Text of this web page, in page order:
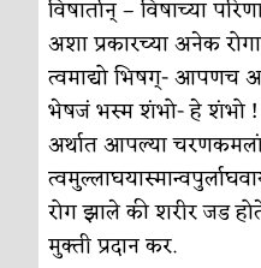
अष्टपैलू
अपूर्ण
बुडीच
विषार्तान् – विषाच्या
अशा प्रकारच्या अनेक
त्वमाद्यो भिषग्- आपणच
भेषजं भस्म शंभो- हे शंभो !
अर्थात आपल्या
रोग झाले की शरीर जड
मुक्ती प्रदान कर.